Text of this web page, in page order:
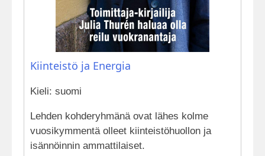
Kiinteistö ja Energia
Kieli: suomi
Lehden kohderyhmänä ovat lähes kolme
vuosikymmentä olleet kiinteistöhuollon ja
isännöinnin ammattilaiset.